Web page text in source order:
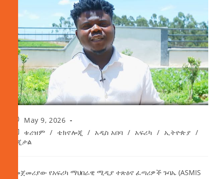
May 9, 2026
ቱሪዝም / ቴክኖሎጂ / አዲስ አበባ / አፍሪካ / ኢትዮጵያ /
ዲጂታል
የመጀመሪያው የአፍሪካ ማህበራዊ ሚዲያ ተጽዕኖ ፈጣሪዎች ጉባኤ (ASMIS